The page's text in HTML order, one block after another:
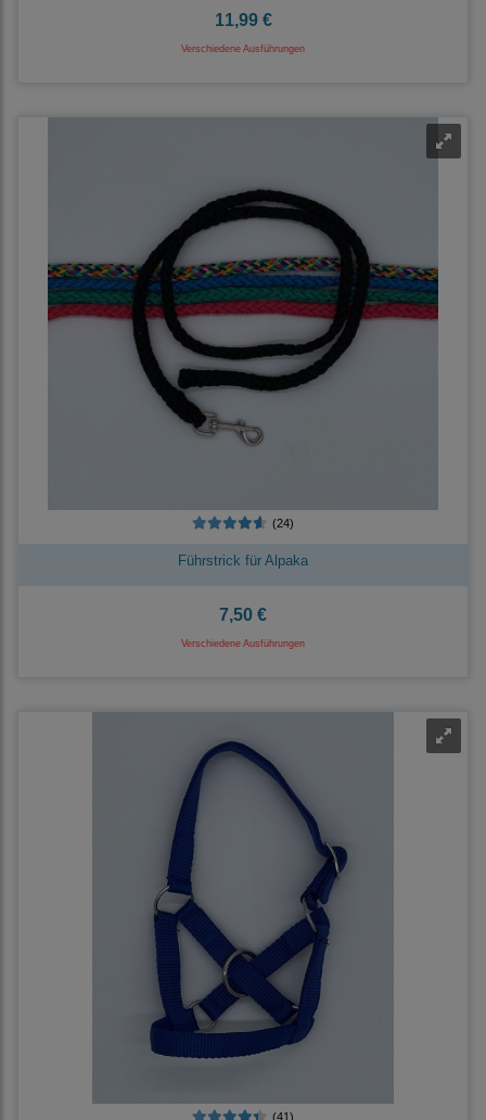
11,99 €
Verschiedene Ausführungen
(24)
Führstrick für Alpaka
7,50 €
Verschiedene Ausführungen
(41)